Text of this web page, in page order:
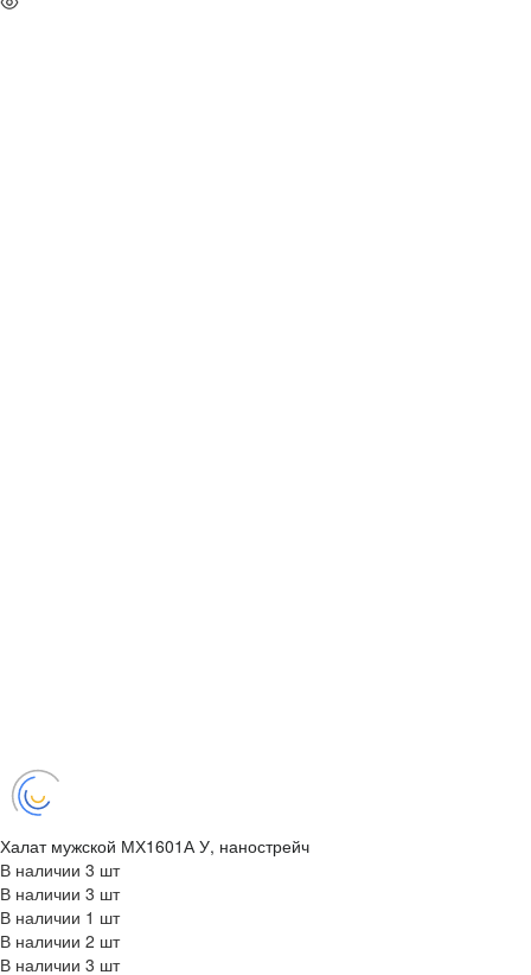
Халат мужской МХ1601А У, нанострейч
В наличии 3 шт
В наличии 3 шт
В наличии 1 шт
В наличии 2 шт
В наличии 3 шт